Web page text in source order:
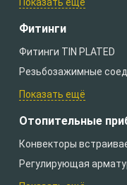
Фитинги
Фитинги TIN PLATED
Резьбозажимные
Показать ещё
Отопительные
Конвекторы
Регулирующая